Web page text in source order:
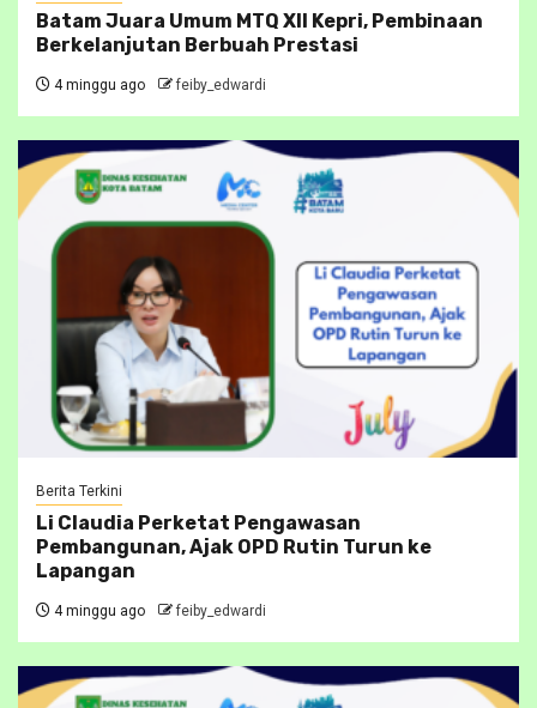
Batam Juara Umum MTQ XII Kepri, Pembinaan
Berkelanjutan Berbuah Prestasi
4 minggu ago feiby_edwardi
Berita Terkini
Li Claudia Perketat Pengawasan
Pembangunan, Ajak OPD Rutin Turun ke
Lapangan
4 minggu ago feiby_edwardi